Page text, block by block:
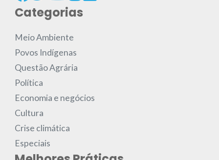
Categorias
Meio Ambiente
Povos Indígenas
Questão Agrária
Política
Economia e negócios
Cultura
Crise climática
Especiais